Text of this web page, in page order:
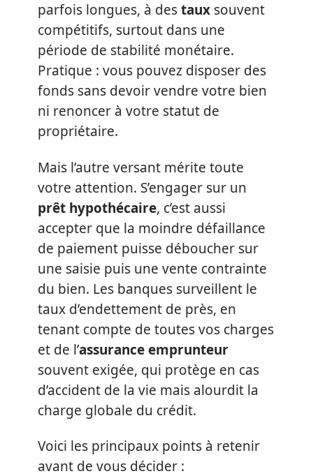
parfois longues, à destaux souvent
compétitifs, surtout dans une
période de stabilité monétaire.
Pratique : vous pouvez disposer des
fonds sans devoir vendre votre bien
ni renoncer à votre statut de
propriétaire.
Mais l’autre versant mérite toute
votre attention. S’engager sur un
prêt hypothécaire, c’est aussi
accepter que la moindre défaillance
de paiement puisse déboucher sur
une saisie puis une vente contrainte
du bien. Les banques surveillent le
taux d’endettement de près, en
tenant compte de toutes vos charges
et de l’assurance emprunteur
souvent exigée, qui protège en cas
d’accident de la vie mais alourdit la
charge globale du crédit.
Voici les principaux points à retenir
avant de vous décider :